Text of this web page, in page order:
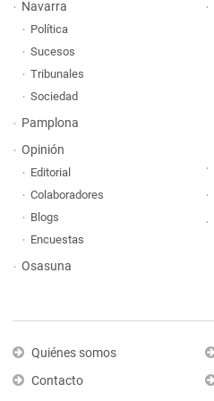
Navarra
Política
Sucesos
Tribunales
Sociedad
Pamplona
Opinión
Editorial
Colaboradores
Blogs
Encuestas
Osasuna
Quiénes somos
Contacto